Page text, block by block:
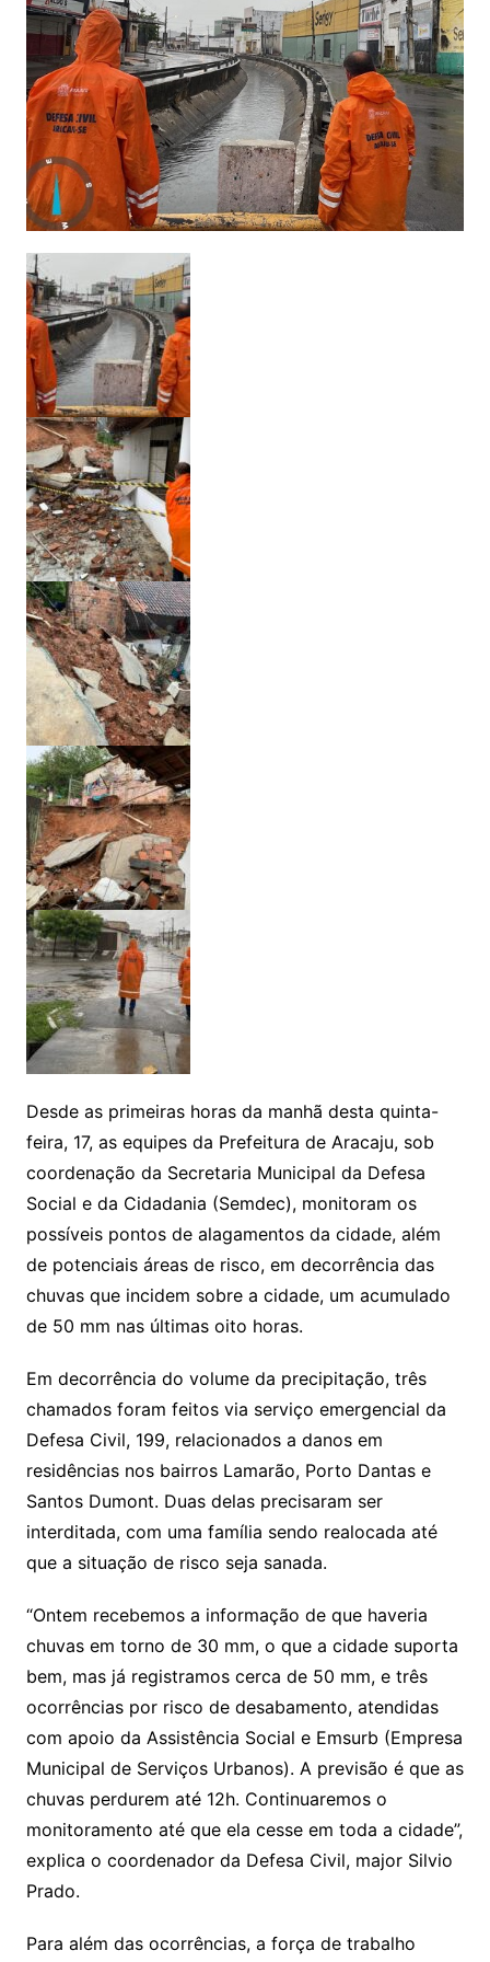
Desde as primeiras horas da manhã desta quinta-
feira, 17, as equipes da Prefeitura de Aracaju, sob
coordenação da Secretaria Municipal da Defesa
Social e da Cidadania (Semdec), monitoram os
possíveis pontos de alagamentos da cidade, além
de potenciais áreas de risco, em decorrência das
chuvas que incidem sobre a cidade, um acumulado
de 50 mm nas últimas oito horas.
Em decorrência do volume da precipitação, três
chamados foram feitos via serviço emergencial da
Defesa Civil, 199, relacionados a danos em
residências nos bairros Lamarão, Porto Dantas e
Santos Dumont. Duas delas precisaram ser
interditada, com uma família sendo realocada até
que a situação de risco seja sanada.
“Ontem recebemos a informação de que haveria
chuvas em torno de 30 mm, o que a cidade suporta
bem, mas já registramos cerca de 50 mm, e três
ocorrências por risco de desabamento, atendidas
com apoio da Assistência Social e Emsurb (Empresa
Municipal de Serviços Urbanos). A previsão é que as
chuvas perdurem até 12h. Continuaremos o
monitoramento até que ela cesse em toda a cidade”,
explica o coordenador da Defesa Civil, major Silvio
Prado.
Para além das ocorrências, a força de trabalho